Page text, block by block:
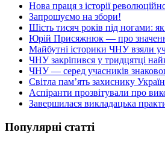
Нова праця з історії
Запрошуємо на збори!
Шість тисяч років під ногами:
Юрій Присяжнюк — про
Майбутні історики ЧНУ взяли
ЧНУ закріпився у тридцятці
ЧНУ — серед учасників
Світла пам’ять захиснику
Аспіранти прозвітували про
Завершилася викладацька
Популярні статті